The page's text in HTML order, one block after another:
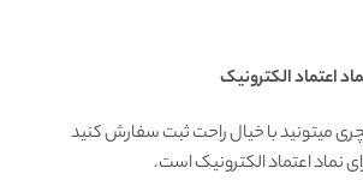
میتونید با خیال راحت ثبت سفارش کنید
نماد اعتماد الکترونیک است.